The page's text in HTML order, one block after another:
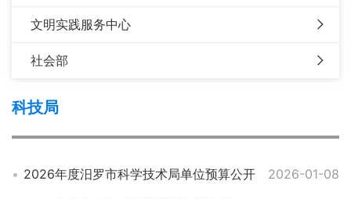
文明实践服务中心
社会部
科技局
2026年度汨罗市科学技术局单位预算公开 2026-01-08